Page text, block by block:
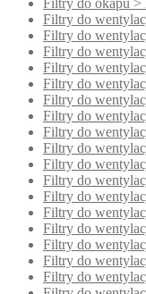
Filtry do
Filtry do
Filtry do
Filtry do
Filtry do
Filtry do
Filtry do
Filtry do
Filtry do
Filtry do
Filtry do
Filtry do
Filtry do
Filtry do
Filtry do
Filtry do
Filtry do